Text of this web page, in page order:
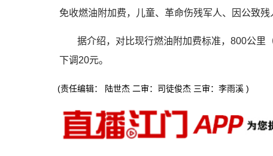
免收燃油附加费，儿童、革命伤残军人、因公致残
据介绍，对比现行燃油附加费标准，800公里
下调20元。
(责任编辑： 陆世杰 二审：司徒俊杰 三审：李雨溪 )